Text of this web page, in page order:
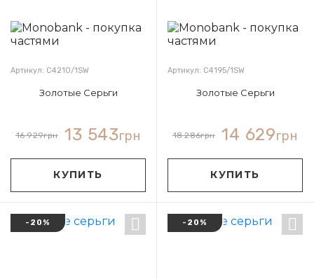
Артикул: С4210/1SW
Золотые Серьги
16 929грн 13 543грн
КУПИТЬ
Артикул: С4195/1SW
Золотые Серьги
18 286грн 14 629грн
КУПИТЬ
-20% -20%